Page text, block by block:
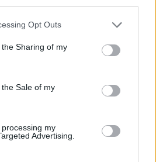
app uses one or more Google
usage behaviour. You may click to
Google and its third-party tags to
purposes in below Google
Opt Outs
Sharing of my
Sale of my
my
Advertising.